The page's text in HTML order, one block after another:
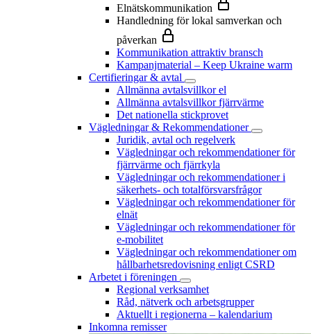
Elnätskommunikation
Handledning för lokal samverkan och
påverkan
Kommunikation attraktiv bransch
Kampanjmaterial – Keep Ukraine warm
Certifieringar & avtal
Allmänna avtalsvillkor el
Allmänna avtalsvillkor fjärrvärme
Det nationella stickprovet
Vägledningar & Rekommendationer
Juridik, avtal och regelverk
Vägledningar och rekommendationer för
fjärrvärme och fjärrkyla
Vägledningar och rekommendationer i
säkerhets- och totalförsvarsfrågor
Vägledningar och rekommendationer för
elnät
Vägledningar och rekommendationer för
e-mobilitet
Vägledningar och rekommendationer om
hållbarhetsredovisning enligt CSRD
Arbetet i föreningen
Regional verksamhet
Råd, nätverk och arbetsgrupper
Aktuellt i regionerna – kalendarium
Inkomna remisser